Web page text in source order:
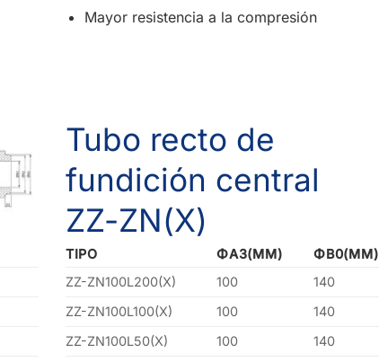
Mayor resistencia a la compresión
Tubo recto de
fundición central
ZZ-ZN(X)
TIPO ΦA3(MM) ΦB0(MM)
ZZ-ZN100L200(X)
100 140
ZZ-ZN100L100(X)
100 140
ZZ-ZN100L50(X)
100 140